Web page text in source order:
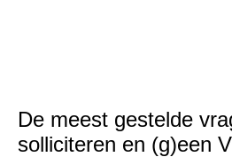
De meest gestelde
solliciteren en (g)een